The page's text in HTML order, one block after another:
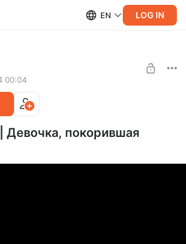
EN LOG IN
00:04
Девочка, покорившая